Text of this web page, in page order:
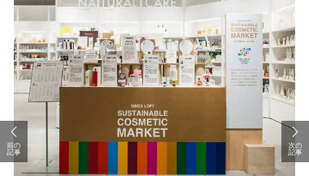
前の
記事
次の
記事